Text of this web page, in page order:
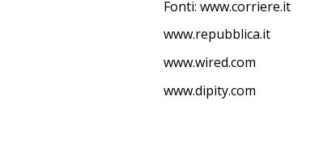
Fonti: www.corriere.it
www.repubblica.it
www.wired.com
www.dipity.com